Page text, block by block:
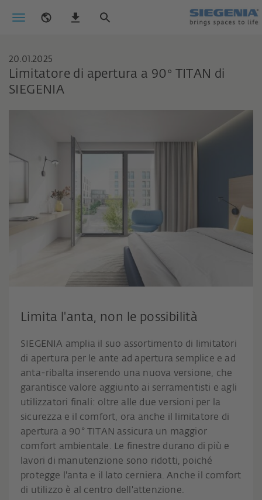
20.01.2025
Limitatore di apertura a 90° TITAN di
SIEGENIA
Limita l'anta, non le possibilità
SIEGENIA amplia il suo assortimento di limitatori
di apertura per le ante ad apertura semplice e ad
anta-ribalta inserendo una nuova versione, che
garantisce valore aggiunto ai serramentisti e agli
utilizzatori finali: oltre alle due versioni per la
sicurezza e il comfort, ora anche il limitatore di
apertura a 90° TITAN assicura un maggior
comfort ambientale. Le finestre durano di più e
lavori di manutenzione sono ridotti, poiché
protegge l'anta e il lato cerniera. Anche il comfort
di utilizzo è al centro dell'attenzione.